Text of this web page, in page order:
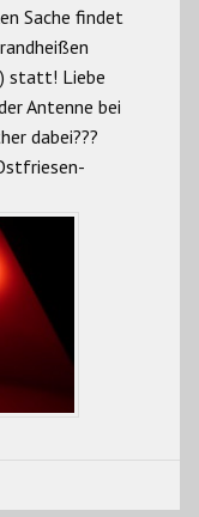
Sache findet
statt! Liebe
Antenne bei
dabei???